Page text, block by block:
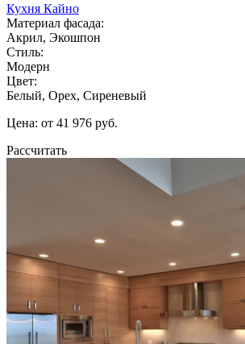
Кухня Кайно
Материал фасада:
Акрил, Экошпон
Стиль:
Модерн
Цвет:
Белый, Орех, Сиреневый
Цена: от 41 976 руб.
Рассчитать